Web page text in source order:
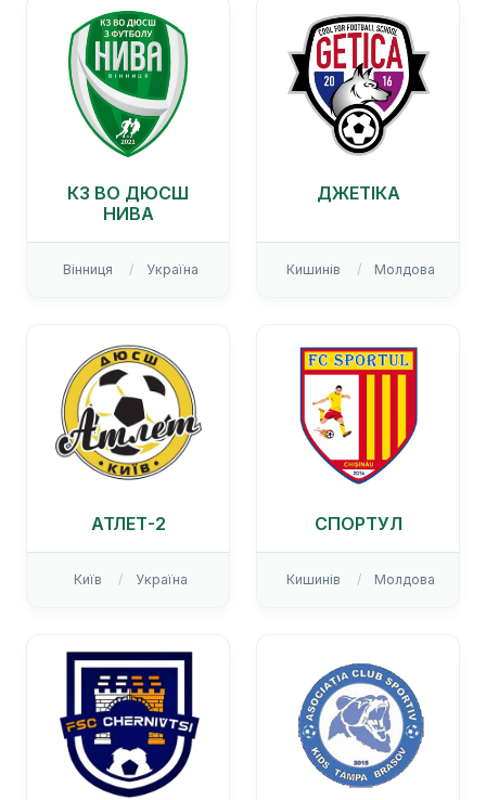
КЗ ВО ДЮСШ
НИВА
Вінниця Україна
ДЖЕТІКА
Кишинів Молдова
АТЛЕТ-2
Київ Україна
СПОРТУЛ
Кишинів Молдова